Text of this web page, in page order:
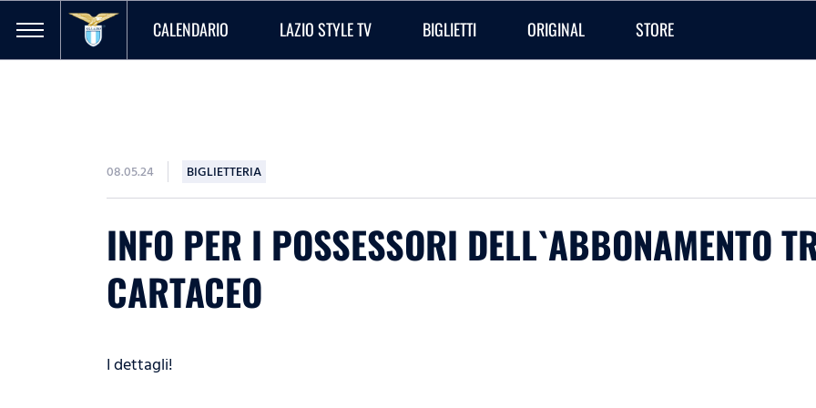
CALENDARIO LAZIO STYLE TV BIGLIETTI ORIGINAL STORE
08.05.24 BIGLIETTERIA
INFO PER I POSSESSORI DELL`ABBONAMENTO
CARTACEO
I dettagli!